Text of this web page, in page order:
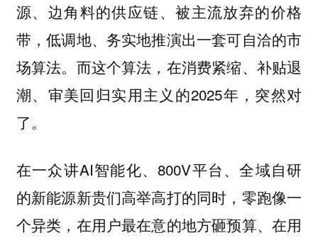
源、边角料的供应链、被主流放弃的价格
带，低调地、务实地推演出一套可自洽的市
场算法。而这个算法，在消费紧缩、补贴退
潮、审美回归实用主义的2025年，突然对
了。
在一众讲AI智能化、800V平台、全域自研
的新能源新贵们高举高打的同时，零跑像一
个异类，在用户最在意的地方砸预算、在用